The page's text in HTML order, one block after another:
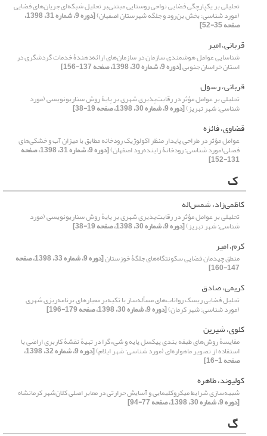
تحلیلی بر یکپارچگی فضایی نواحی روستایی مبتنی‌بر تحلیل شبکه‌ای جریان‌های فضایی
(مورد شناسی: بخش بن‌رود و جلگه شهرستان اصفهان) [دوره 9، شماره 31، 1398،
صفحه 35-52]
قربانی، امیر
شناسایی عوامل هوشمندی سازمان در سازمان‌های ارائه‌دهندۀ خدمات گردشگری در
استان خراسان جنوبی[دوره 9، شماره 30، 1398، صفحه 137-156]
قربانی، رسول
تحلیلی بر عوامل مؤثر در رقابت‌پذیری شهری بر پایۀ روش سناریونویسی (مورد
شناسی: شهر تبریز)[دوره 9، شماره 30، 1398، صفحه 19-38]
قضاوی، فائزه
عوامل مؤثر در طراحی پایدار منظر اکولوژیک رودخانه مطابق با میزان آب و خشکی‌‌های
فصلی(مورد شناسی: رودخانۀ زاینده‌‌رود اصفهان) [دوره 9، شماره 31، 1398، صفحه
131-152]
ک
کاظمی‌زاد، شمس‌اله
تحلیلی بر عوامل مؤثر در رقابت‌پذیری شهری بر پایۀ روش سناریونویسی (مورد
شناسی: شهر تبریز)[دوره 9، شماره 30، 1398، صفحه 19-38]
کرم، امیر
منطق چیدمان فضایی سکونتگاه‌‌های جلگۀ خوزستان [دوره 9، شماره 33، 1398، صفحه
147-160]
کریمی، صادق
تحلیل فضایی ریسک رواناب‌‌های مسأله‌‌ساز با تکیه‌بر معیارهای برنامه‌‌ریزی شهری
(مورد شناسی: شهر کرمان)[دوره 9، شماره 30، 1398، صفحه 179-196]
کلوی، شیرین
مقایسۀ روش‌‌های طبقه‏ بندی پیکسل پایه و شیءگرا در تهیۀ نقشۀ کاربری اراضی با
استفاده از تصویر ماهواره‌ای (مورد شناسی: شهر ایلام) [دوره 9، شماره 32، 1398،
صفحه 1-16]
کولیوند، طاهره
شبیه‌‌سازی شرایط میکروکلیمایی و آسایش حرارتی در معابر اصلی کلان‌شهر کرمانشاه
[دوره 9، شماره 30، 1398، صفحه 77-94]
گ